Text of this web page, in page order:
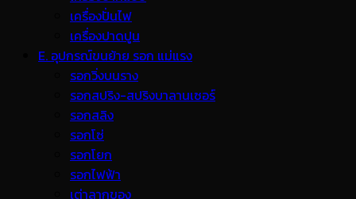
เครื่องปั่นไฟ
เครื่องปาดปูน
E. อุปกรณ์ขนย้าย รอก แม่แรง
รอกวิ่งบนราง
รอกสปริง-สปริงบาลานเซอร์
รอกสลิง
รอกโซ่
รอกโยก
รอกไฟฟ้า
เต่าลากของ